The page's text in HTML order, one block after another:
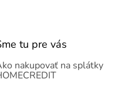
tu pre vás
nakupovať na splátky